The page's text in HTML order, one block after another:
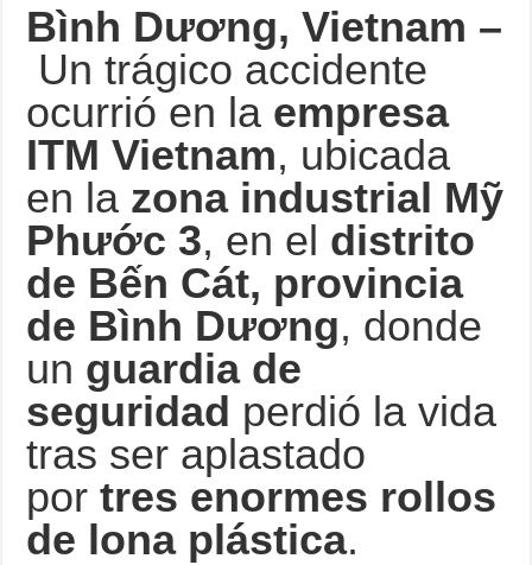
Bình Dương, Vietnam –
Un trágico accidente
ocurrió en la empresa
ITM Vietnam, ubicada
en la zona industrial Mỹ
Phước 3, en el distrito
de Bến Cát, provincia
de Bình Dương, donde
un guardia de
seguridad perdió la vida
tras ser aplastado
portres enormes rollos
de lona plástica.